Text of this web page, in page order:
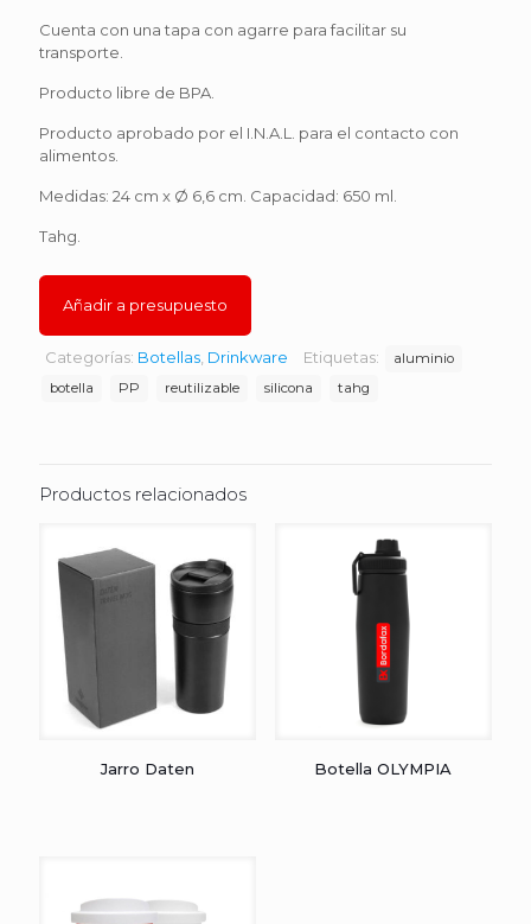
Cuenta con una tapa con agarre para facilitar su
transporte.
Producto libre de BPA.
Producto aprobado por el I.N.A.L. para el contacto con
alimentos.
Medidas: 24 cm x Ø 6,6 cm. Capacidad: 650 ml.
Tahg.
Añadir a presupuesto
Categorías: Botellas Drinkware Etiquetas:
aluminio
botella
PP reutilizable silicona tahg
Productos relacionados
Jarro Daten Botella OLYMPIA